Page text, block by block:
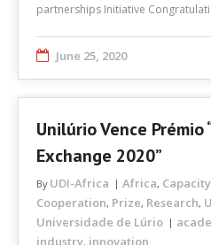
partnerships Initiative
June 25, 2020
Unilúrio Vence Prémio
Exchange 2020”
By UDI-Africa Africa,
Cooperation, Prize, Research,
Universidade de Lúrio
industry, innovation